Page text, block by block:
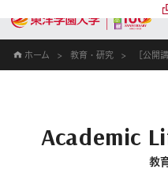
ホーム 教育・研究 ［公開
Academic
教